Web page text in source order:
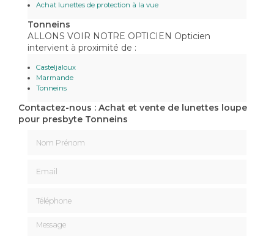
Achat lunettes de protection à la vue
Tonneins
ALLONS VOIR NOTRE OPTICIEN Opticien
intervient à proximité de :
Casteljaloux
Marmande
Tonneins
Contactez-nous : Achat et vente de lunettes loupe
pour presbyte Tonneins
Message